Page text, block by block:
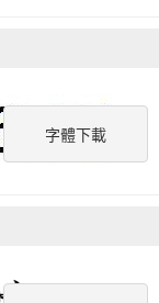
字體下載